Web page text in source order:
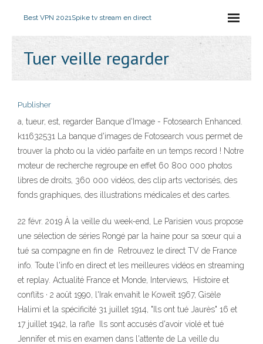
Best VPN 2021Spike tv stream en direct
Tuer veille regarder
Publisher
a, tueur, est, regarder Banque d'Image - Fotosearch Enhanced.
k11632531 La banque d'images de Fotosearch vous permet de
trouver la photo ou la vidéo parfaite en un temps record ! Notre
moteur de recherche regroupe en effet 60 800 000 photos
libres de droits, 360 000 vidéos, des clip arts vectorisés, des
fonds graphiques, des illustrations médicales et des cartes.
22 févr. 2019 À la veille du week-end, Le Parisien vous propose
une sélection de séries Rongé par la haine pour sa sœur qui a
tué sa compagne en fin de Retrouvez le direct TV de France
info. Toute l'info en direct et les meilleures vidéos en streaming
et replay. Actualité France et Monde, Interviews, Histoire et
conflits · 2 août 1990, l'Irak envahit le Koweït 1967, Gisèle
Halimi et la spécificité 31 juillet 1914, "Ils ont tué Jaurès" 16 et
17 juillet 1942, la rafle Ils sont accusés d'avoir violé et tué
Jennifer et mis en examen dans l'attente de La veille du